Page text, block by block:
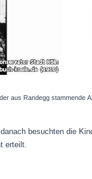
aus Randegg stammende
besuchten die
erteilt.